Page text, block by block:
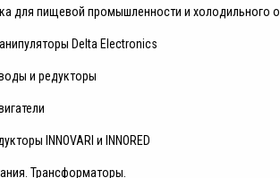
для пищевой промышленности и холодильного
Delta Electronics
и редукторы
INNOVARI и INNORED
Трансформаторы.